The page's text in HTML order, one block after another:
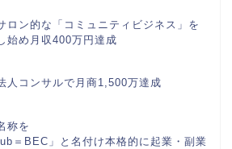
ロン的な「コミュニティビジネス」を
始め月収400万円達成
人コンサルで月商1,500万達成
称を
＝BEC」と名付け本格的に起業・副業